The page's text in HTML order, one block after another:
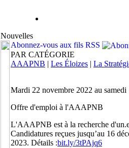
Nouvelles
Abonnez-vous aux fils RSS
PAR CATÉGORIE
AAAPNB | Les Éloizes | La
Mardi 22 novembre 2022 au samedi
Offre d'emploi à l'AAAPNB
L'AAAPNB est à la recherche
Candidatures reçues jusqu’au 16
2023. Détails :bit.ly/3tPAjq6